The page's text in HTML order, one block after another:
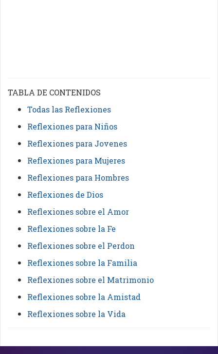
TABLA DE CONTENIDOS
Todas las Reflexiones
Reflexiones para Niños
Reflexiones para Jovenes
Reflexiones para Mujeres
Reflexiones para Hombres
Reflexiones de Dios
Reflexiones sobre el Amor
Reflexiones sobre la Fe
Reflexiones sobre el Perdon
Reflexiones sobre la Familia
Reflexiones sobre el Matrimonio
Reflexiones sobre la Amistad
Reflexiones sobre la Vida